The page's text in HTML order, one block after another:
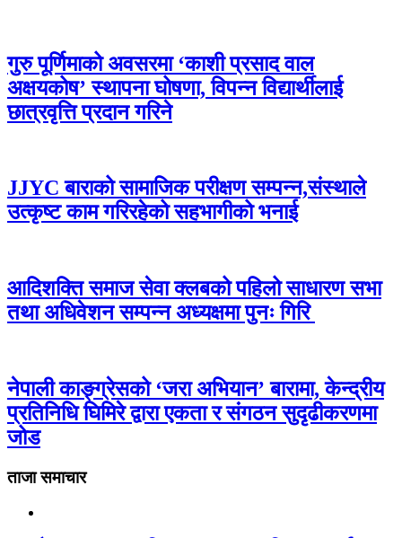
गुरु पूर्णिमाको अवसरमा ‘काशी प्रसाद वाल
अक्षयकोष’ स्थापना घोषणा, विपन्न विद्यार्थीलाई
छात्रवृत्ति प्रदान गरिने
JJYC बाराको सामाजिक परीक्षण सम्पन्न,संस्थाले
उत्कृष्ट काम गरिरहेको सहभागीको भनाई
आदिशक्ति समाज सेवा क्लबको पहिलो साधारण सभा
तथा अधिवेशन सम्पन्न अध्यक्षमा पुनः गिरि
नेपाली काङ्ग्रेसको ‘जरा अभियान’ बारामा, केन्द्रीय
प्रतिनिधि घिमिरे द्वारा एकता र संगठन सुदृढीकरणमा
जोड
ताजा समाचार